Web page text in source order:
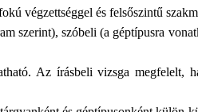
végzettséggel és felsőszintű
szerint), szóbeli (a géptípusra
Az írásbeli vizsga